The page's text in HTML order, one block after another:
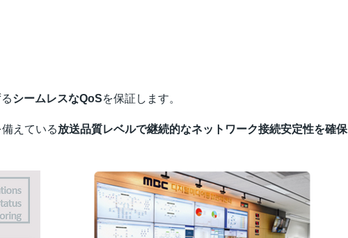
シームレスなQoSを保証します。
備えている放送品質レベルで継続的なネットワーク接続安定性を確保